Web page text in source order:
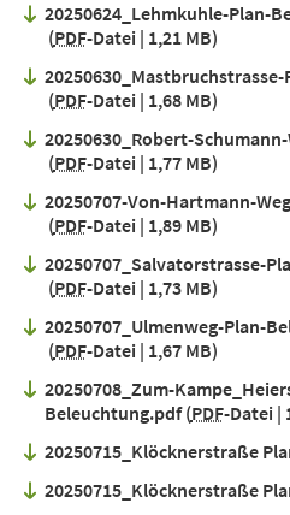
20250624_Lehmkuhle-Plan-
PDF-Datei 1,21 MB
PDF-Datei 1,68 MB
20250630_Robert-
PDF-Datei 1,77 MB
20250707-Von-Hartmann-
PDF-Datei 1,89 MB
20250707_Salvatorstrasse-
PDF-Datei 1,73 MB
20250707_Ulmenweg-Plan-
PDF-Datei 1,67 MB
20250708_Zum-
Beleuchtung.pdf PDF-Datei
20250715_Klöcknerstraße
20250715_Klöcknerstraße